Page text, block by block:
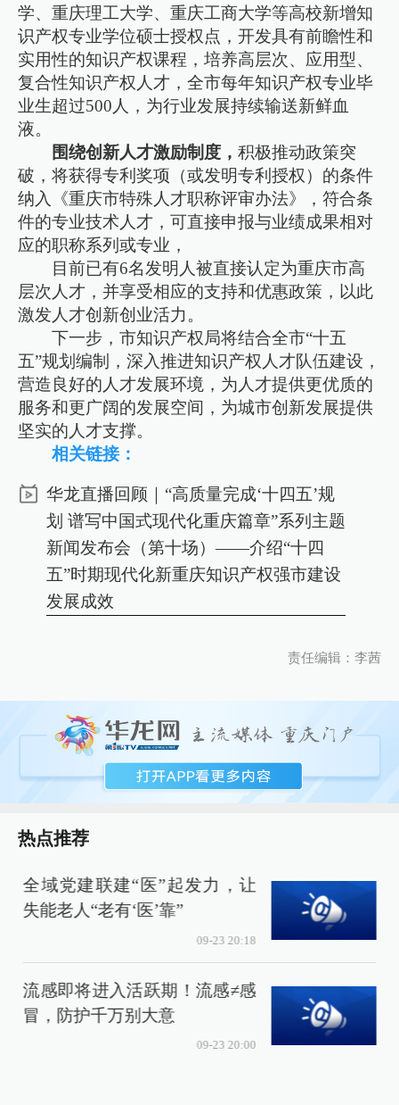
学、重庆理工大学、重庆工商大学等高校新增知
识产权专业学位硕士授权点，开发具有前瞻性和
实用性的知识产权课程，培养高层次、应用型、
复合性知识产权人才，全市每年知识产权专业毕
业生超过500人，为行业发展持续输送新鲜血
液。
围绕创新人才激励制度，积极推动政策突
破，将获得专利奖项（或发明专利授权）的条件
纳入《重庆市特殊人才职称评审办法》，符合条
件的专业技术人才，可直接申报与业绩成果相对
应的职称系列或专业，
目前已有6名发明人被直接认定为重庆市高
层次人才，并享受相应的支持和优惠政策，以此
激发人才创新创业活力。
下一步，市知识产权局将结合全市“十五
五”规划编制，深入推进知识产权人才队伍建设，
营造良好的人才发展环境，为人才提供更优质的
服务和更广阔的发展空间，为城市创新发展提供
坚实的人才支撑。
相关链接：
华龙直播回顾｜“高质量完成‘十四五’规
划 谱写中国式现代化重庆篇章”系列主题
新闻发布会（第十场）——介绍“十四
五”时期现代化新重庆知识产权强市建设
发展成效
责任编辑：李茜
热点推荐
全域党建联建“医”起发力，让
失能老人“老有‘医’靠”
09-23 20:18
流感即将进入活跃期！流感≠感
冒，防护千万别大意
09-23 20:00